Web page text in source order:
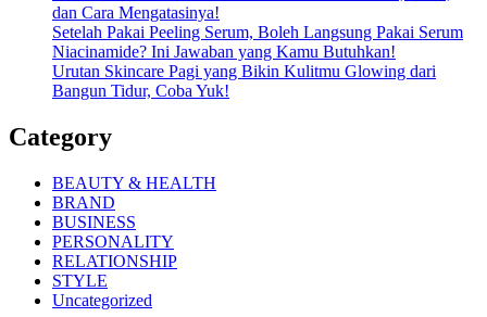
dan Cara Mengatasinya!
Setelah Pakai Peeling Serum, Boleh Langsung Pakai Serum
Niacinamide? Ini Jawaban yang Kamu Butuhkan!
Urutan Skincare Pagi yang Bikin Kulitmu Glowing dari
Bangun Tidur, Coba Yuk!
Category
BEAUTY & HEALTH
BRAND
BUSINESS
PERSONALITY
RELATIONSHIP
STYLE
Uncategorized